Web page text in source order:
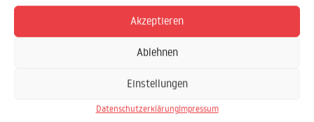
Akzeptieren
Ablehnen
Einstellungen
DatenschutzerklärungImpressum